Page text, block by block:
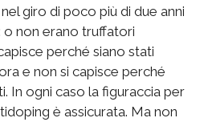
giro di poco più di due anni
o non erano truffatori
perché siano stati
e non si capisce perché
In ogni caso la figuraccia per
è assicurata. Ma non